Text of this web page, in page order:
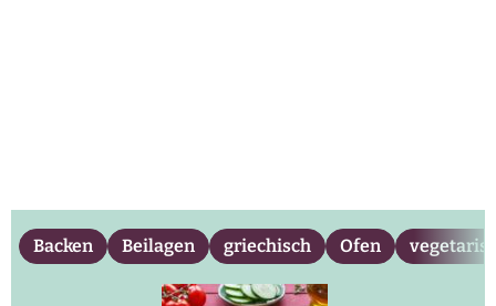
Backen Beilagen griechisch Ofen